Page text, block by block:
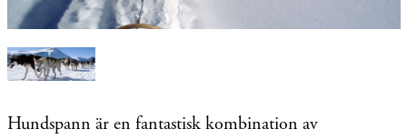
Hundspann är en fantastisk kombination av